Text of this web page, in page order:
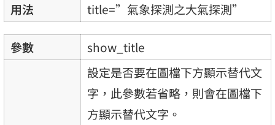
用法
title=”氣象探測之大氣探測”
參數 show_title
設定是否要在圖檔下方顯示替代文
字，此參數若省略，則會在圖檔下
方顯示替代文字。